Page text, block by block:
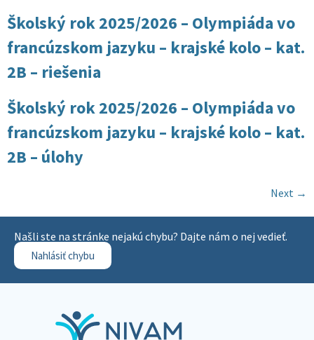
Školský rok 2025/2026 – Olympiáda vo
francúzskom jazyku – krajské kolo – kat.
2B – riešenia
Školský rok 2025/2026 – Olympiáda vo
francúzskom jazyku – krajské kolo – kat.
2B – úlohy
Next →
Našli ste na stránke nejakú chybu? Dajte nám o nej vedieť.
Nahlásiť chybu